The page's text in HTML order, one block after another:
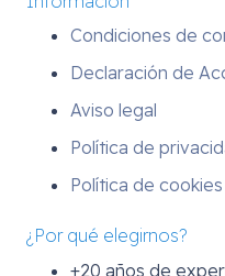
Condiciones de
Declaración de
Aviso legal
Política de
Política de cookies
¿Por qué elegirnos?
+20 años de